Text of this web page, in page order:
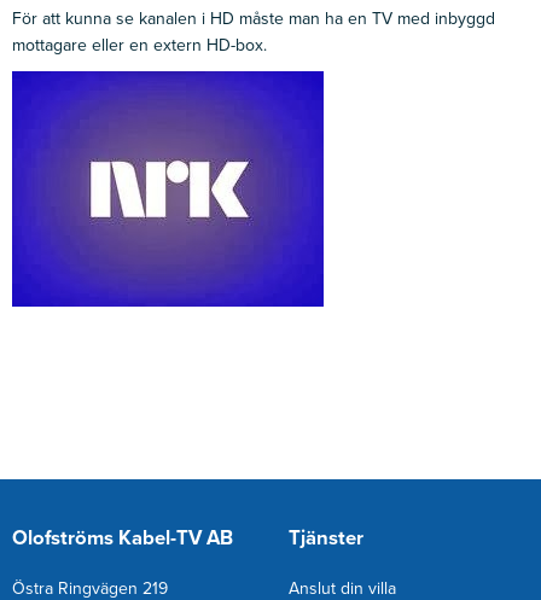
För att kunna se kanalen i HD måste man ha en TV med inbyggd
mottagare eller en extern HD-box.
Olofströms Kabel-TV AB
Östra Ringvägen 219
Tjänster
Anslut din villa